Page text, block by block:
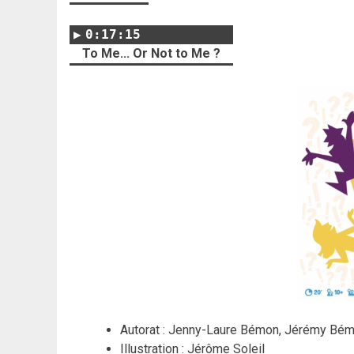
0:17:15
To Me... Or Not to Me ?
Autorat : Jenny-Laure Bémon, Jérémy
Illustration : Jérôme Soleil